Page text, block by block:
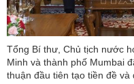
Tổng Bí thư, Chủ tịch nước
Minh và thành phố Mumbai
thuận đầu tiên tạo tiền đề